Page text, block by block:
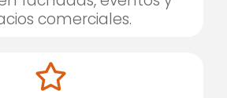
comerciales.